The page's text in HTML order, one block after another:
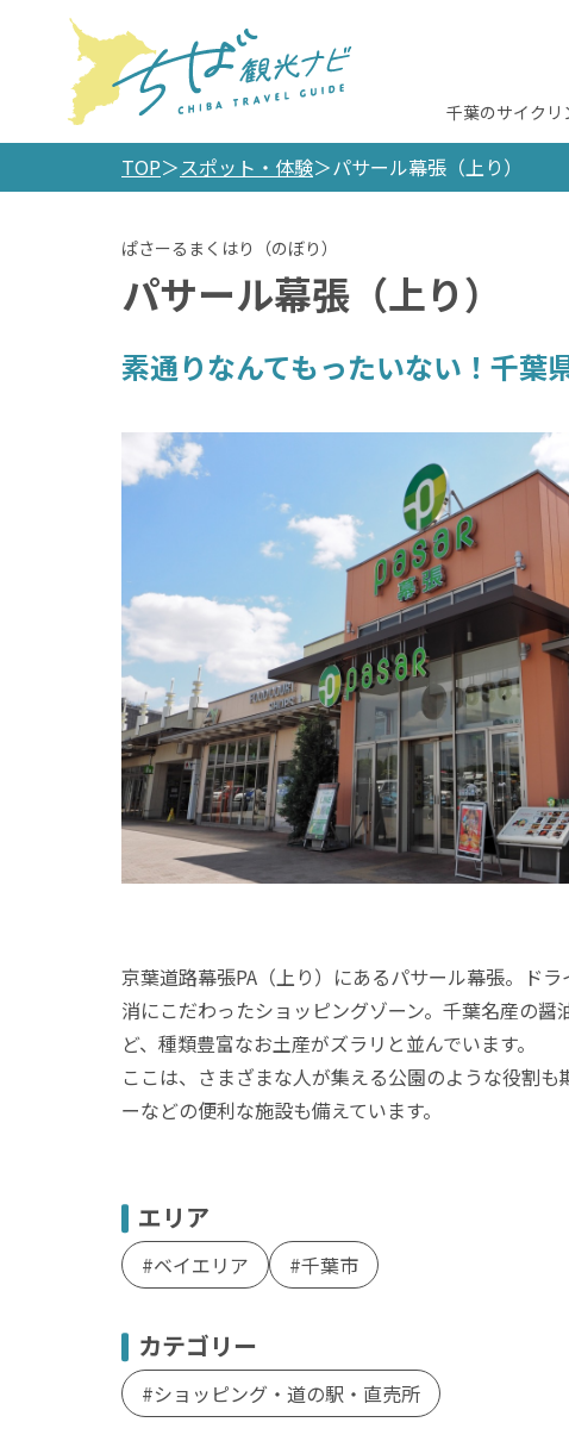
千葉のサイクリ
TOP スポット・体験 パサール幕張（上り）
パサール幕張（上り）
素通りなんてもったいない！千葉
京葉道路幕張PA（上り）にあるパサール幕張。ド
消にこだわったショッピングゾーン。千葉名産の
ど、種類豊富なお土産がズラリと並んでいます。
ここは、さまざまな人が集える公園のような役割
ーなどの便利な施設も備えています。
エリア
ベイエリア 千葉市
カテゴリー
ショッピング・道の駅・直売所